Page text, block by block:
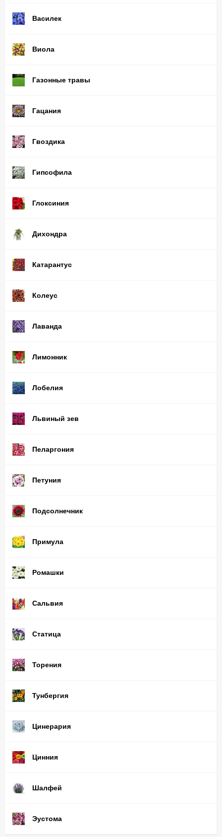
Василек
Виола
Газонные травы
Гацания
Гвоздика
Гипсофила
Глоксиния
Дихондра
Катарантус
Колеус
Лаванда
Лимонник
Лобелия
Львиный зев
Пеларгония
Петуния
Подсолнечник
Примула
Ромашки
Сальвия
Статица
Торения
Тунбергия
Цинерария
Цинния
Шалфей
Эустома